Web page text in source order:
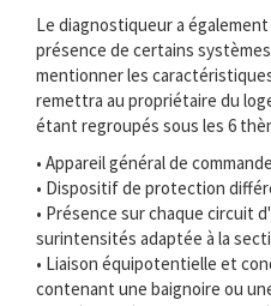
Le diagnostiqueur a
présence de certains
mentionner les
remettra au propriétaire du
étant regroupés sous les 6
• Appareil général de
• Dispositif de protection
• Présence sur chaque circuit
surintensités adaptée à la
• Liaison équipotentielle et
contenant une baignoire ou